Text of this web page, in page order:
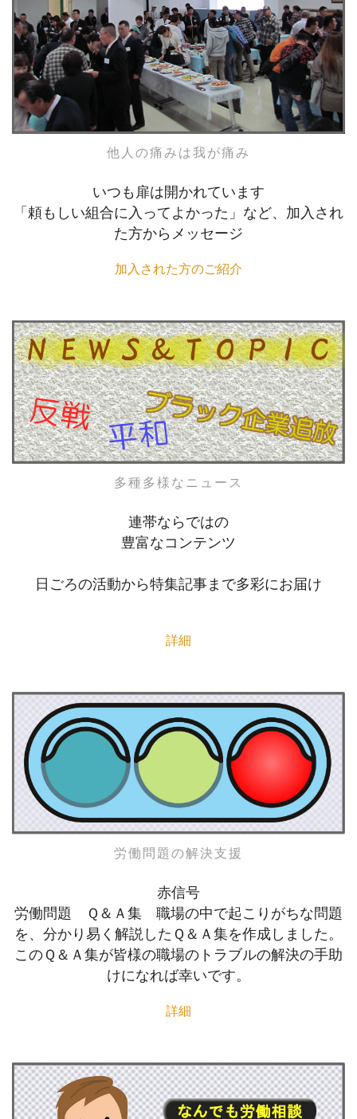
他人の痛みは我が痛み
いつも扉は開かれています
「頼もしい組合に入ってよかった」など、加入され
た方からメッセージ
加入された方のご紹介
多種多様なニュース
連帯ならではの
豊富なコンテンツ
日ごろの活動から特集記事まで多彩にお届け
詳細
労働問題の解決支援
赤信号
労働問題 Ｑ＆Ａ集 職場の中で起こりがちな問題
を、分かり易く解説したＱ＆Ａ集を作成しました。
このＱ＆Ａ集が皆様の職場のトラブルの解決の手助
けになれば幸いです。
詳細